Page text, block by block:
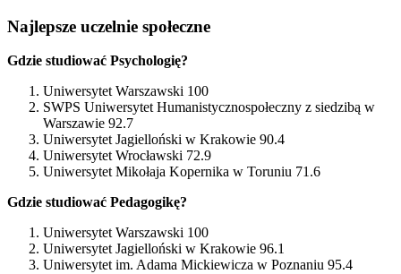
Najlepsze uczelnie społeczne
Gdzie studiować Psychologię?
Uniwersytet Warszawski 100
SWPS Uniwersytet Humanistycznospołeczny z siedzibą w
Warszawie 92.7
Uniwersytet Jagielloński w Krakowie 90.4
Uniwersytet Wrocławski 72.9
Uniwersytet Mikołaja Kopernika w Toruniu 71.6
Gdzie studiować Pedagogikę?
Uniwersytet Warszawski 100
Uniwersytet Jagielloński w Krakowie 96.1
Uniwersytet im. Adama Mickiewicza w Poznaniu 95.4